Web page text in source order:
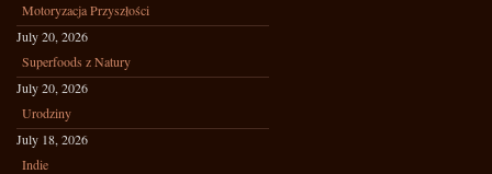
Motoryzacja Przyszłości
July 20, 2026
Superfoods z Natury
July 20, 2026
Urodziny
July 18, 2026
Indie